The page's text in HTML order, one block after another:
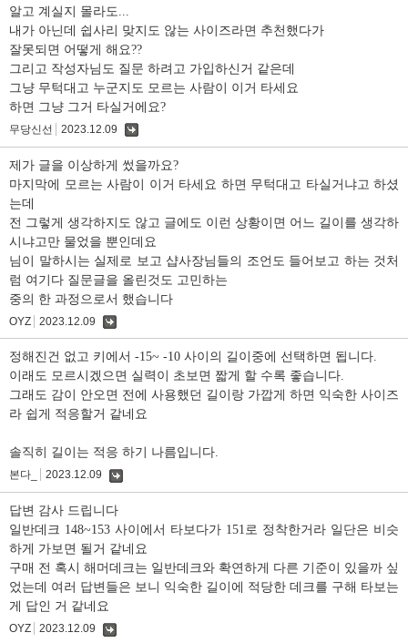
알고 계실지 몰라도...
내가 아닌데 쉽사리 맞지도 않는 사이즈라면 추천했다가
잘못되면 어떻게 해요??
그리고 작성자님도 질문 하려고 가입하신거 같은데
그냥 무턱대고 누군지도 모르는 사람이 이거 타세요
하면 그냥 그거 타실거에요?
무당신선 2023.12.09
제가 글을 이상하게 썼을까요?
마지막에 모르는 사람이 이거 타세요 하면 무턱대고 타실거냐고 하셨
는데
전 그렇게 생각하지도 않고 글에도 이런 상황이면 어느 길이를 생각하
시냐고만 물었을 뿐인데요
님이 말하시는 실제로 보고 샵사장님들의 조언도 들어보고 하는 것처
럼 여기다 질문글을 올린것도 고민하는
중의 한 과정으로서 했습니다
OYZ 2023.12.09
정해진건 없고 키에서 -15~ -10 사이의 길이중에 선택하면 됩니다.
이래도 모르시겠으면 실력이 초보면 짧게 할 수록 좋습니다.
그래도 감이 안오면 전에 사용했던 길이랑 가깝게 하면 익숙한 사이즈
라 쉽게 적응할거 같네요
솔직히 길이는 적응 하기 나름입니다.
본다_ 2023.12.09
답변 감사 드립니다
일반데크 148~153 사이에서 타보다가 151로 정착한거라 일단은 비슷
하게 가보면 될거 같네요
구매 전 혹시 해머데크는 일반데크와 확연하게 다른 기준이 있을까 싶
었는데 여러 답변들은 보니 익숙한 길이에 적당한 데크를 구해 타보는
게 답인 거 같네요
OYZ 2023.12.09